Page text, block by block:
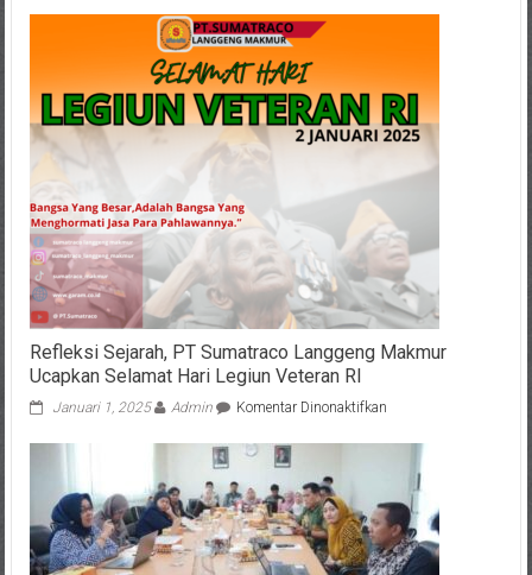
Refleksi Sejarah, PT Sumatraco Langgeng Makmur
Ucapkan Selamat Hari Legiun Veteran RI
Januari 1, 2025 Admin Komentar Dinonaktifkanpada
Sejarah,
Sumatraco
Langgeng
Makmur
Ucapkan